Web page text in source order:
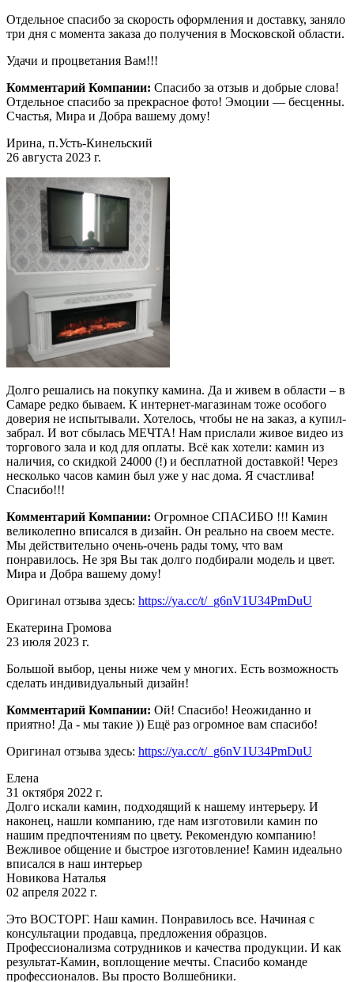
Отдельное спасибо за скорость оформления и доставку, заняло
три дня с момента заказа до получения в Московской области.
Удачи и процветания Вам!!!
Комментарий Компании: Спасибо за отзыв и добрые слова!
Отдельное спасибо за прекрасное фото! Эмоции — бесценны.
Счастья, Мира и Добра вашему дому!
Ирина, п.Усть-Кинельский
26 августа 2023 г.
Долго решались на покупку камина. Да и живем в области – в
Самаре редко бываем. К интернет-магазинам тоже особого
доверия не испытывали. Хотелось, чтобы не на заказ, а купил-
забрал. И вот сбылась МЕЧТА! Нам прислали живое видео из
торгового зала и код для оплаты. Всё как хотели: камин из
наличия, со скидкой 24000 (!) и бесплатной доставкой! Через
несколько часов камин был уже у нас дома. Я счастлива!
Спасибо!!!
Комментарий Компании: Огромное СПАСИБО !!! Камин
великолепно вписался в дизайн. Он реально на своем месте.
Мы действительно очень-очень рады тому, что вам
понравилось. Не зря Вы так долго подбирали модель и цвет.
Мира и Добра вашему дому!
Оригинал отзыва здесь: https://ya.cc/t/_g6nV1U34PmDuU
Екатерина Громова
23 июля 2023 г.
Большой выбор, цены ниже чем у многих. Есть возможность
сделать индивидуальный дизайн!
Комментарий Компании: Ой! Спасибо! Неожиданно и
приятно! Да - мы такие )) Ещё раз огромное вам спасибо!
Оригинал отзыва здесь: https://ya.cc/t/_g6nV1U34PmDuU
Елена
31 октября 2022 г.
Долго искали камин, подходящий к нашему интерьеру. И
наконец, нашли компанию, где нам изготовили камин по
нашим предпочтениям по цвету. Рекомендую компанию!
Вежливое общение и быстрое изготовление! Камин идеально
вписался в наш интерьер
Новикова Наталья
02 апреля 2022 г.
Это ВОСТОРГ. Наш камин. Понравилось все. Начиная с
консультации продавца, предложения образцов.
Профессионализма сотрудников и качества продукции. И как
результат-Камин, воплощение мечты. Спасибо команде
профессионалов. Вы просто Волшебники.